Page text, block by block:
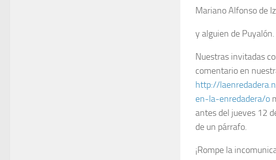
Mariano Alfonso de
y alguien de Puyalón.
Nuestras invitadas
comentario en
http://
en-la-enredadera/o
antes del jueves 12
de un párrafo.
¡Rompe la